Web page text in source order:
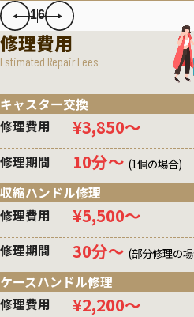
16
修理費用
Estimated Repair Fees
キャスター交換
修理費用
¥3,850〜
修理期間 10分〜 (1個の場合)
収縮ハンドル修理
修理費用
¥5,500〜
修理期間 30分〜 (部分修理の
ケースハンドル修理
修理費用
¥2,200〜